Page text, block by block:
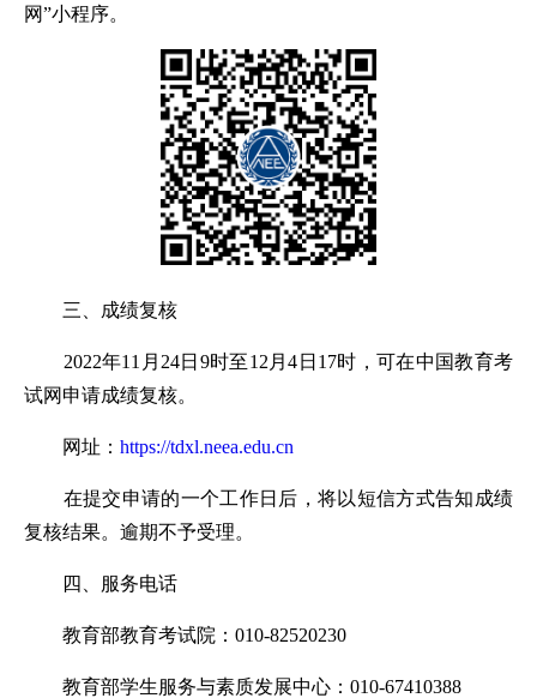
网”小程序。
三、成绩复核
2022年11月24日9时至12月4日17时，可在中国教育考
试网申请成绩复核。
网址： https://tdxl.neea.edu.cn
在提交申请的一个工作日后，将以短信方式告知成绩
复核结果。逾期不予受理。
四、服务电话
教育部教育考试院：010-82520230
教育部学生服务与素质发展中心：010-67410388